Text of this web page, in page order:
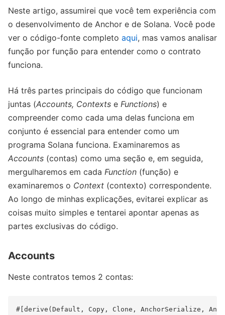
Neste artigo, assumirei que você tem experiência com
o desenvolvimento de Anchor e de Solana. Você pode
ver o código-fonte completo aqui, mas vamos analisar
função por função para entender como o contrato
funciona.
Há três partes principais do código que funcionam
juntas (Accounts, Contexts e Functions) e
compreender como cada uma delas funciona em
conjunto é essencial para entender como um
programa Solana funciona. Examinaremos as
Accounts (contas) como uma seção e, em seguida,
mergulharemos em cada Function (função) e
examinaremos o Context (contexto) correspondente.
Ao longo de minhas explicações, evitarei explicar as
coisas muito simples e tentarei apontar apenas as
partes exclusivas do código.
Accounts
Neste contratos temos 2 contas:
#[derive(Default, Copy, Clone, AnchorSerialize,